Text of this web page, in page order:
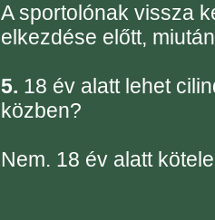
A sportolónak vissza
elkezdése előtt,
5. 18 év alatt lehet
közben?
Nem. 18 év alatt